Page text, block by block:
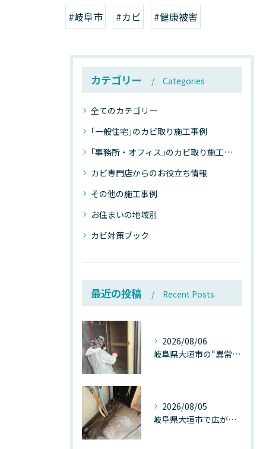
#岐阜市 #カビ #健康被害
カテゴリー Categories
全てのカテゴリー
｢一般住宅｣のカビ取り施工事例
｢事務所・オフィス｣のカビ取り施工事例
カビ専門店からのお役立ち情報
その他の施工事例
お住まいの地域別
カビ対策ブック
最近の投稿 Recent Posts
2026/08/06
岐阜県大垣市の“異常に高い気温”が建物内部を腐らせる──深層カビが爆発的に増える本当の理由
2026/08/05
岐阜県大垣市で広がる“深層カビ汚染”──なぜ除カビが必要なのか、建物内部で起きている見えない危機